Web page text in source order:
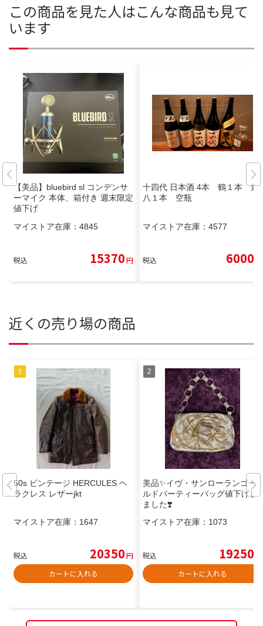
この商品を見た人はこんな商品も見て
います
【美品】bluebird sl コンデンサ
ーマイク 本体、箱付き 週末限定
値下げ
マイストア在庫： 4845
税込 15370円
十四代 日本酒 4本 鶴１本 兼
八１本 空瓶
マイストア在庫： 4577
税込 6000
近くの売り場の商品
50s ビンテージ HERCULES ヘ
ラクレス レザーjkt
マイストア在庫： 1647
税込 20350円
カートに入れる
美品✨イヴ・サンローランゴー
ルドパーティーバッグ値下げし
ました❣️
マイストア在庫： 1073
税込 19250
カートに入れる